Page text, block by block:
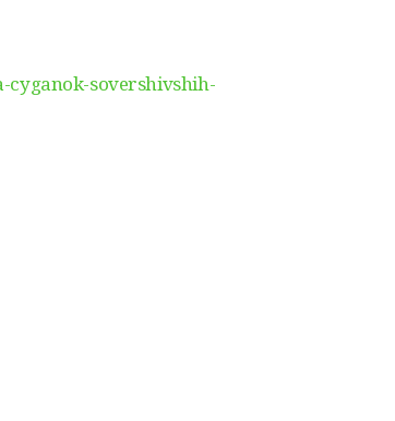
cyganok-sovershivshih-